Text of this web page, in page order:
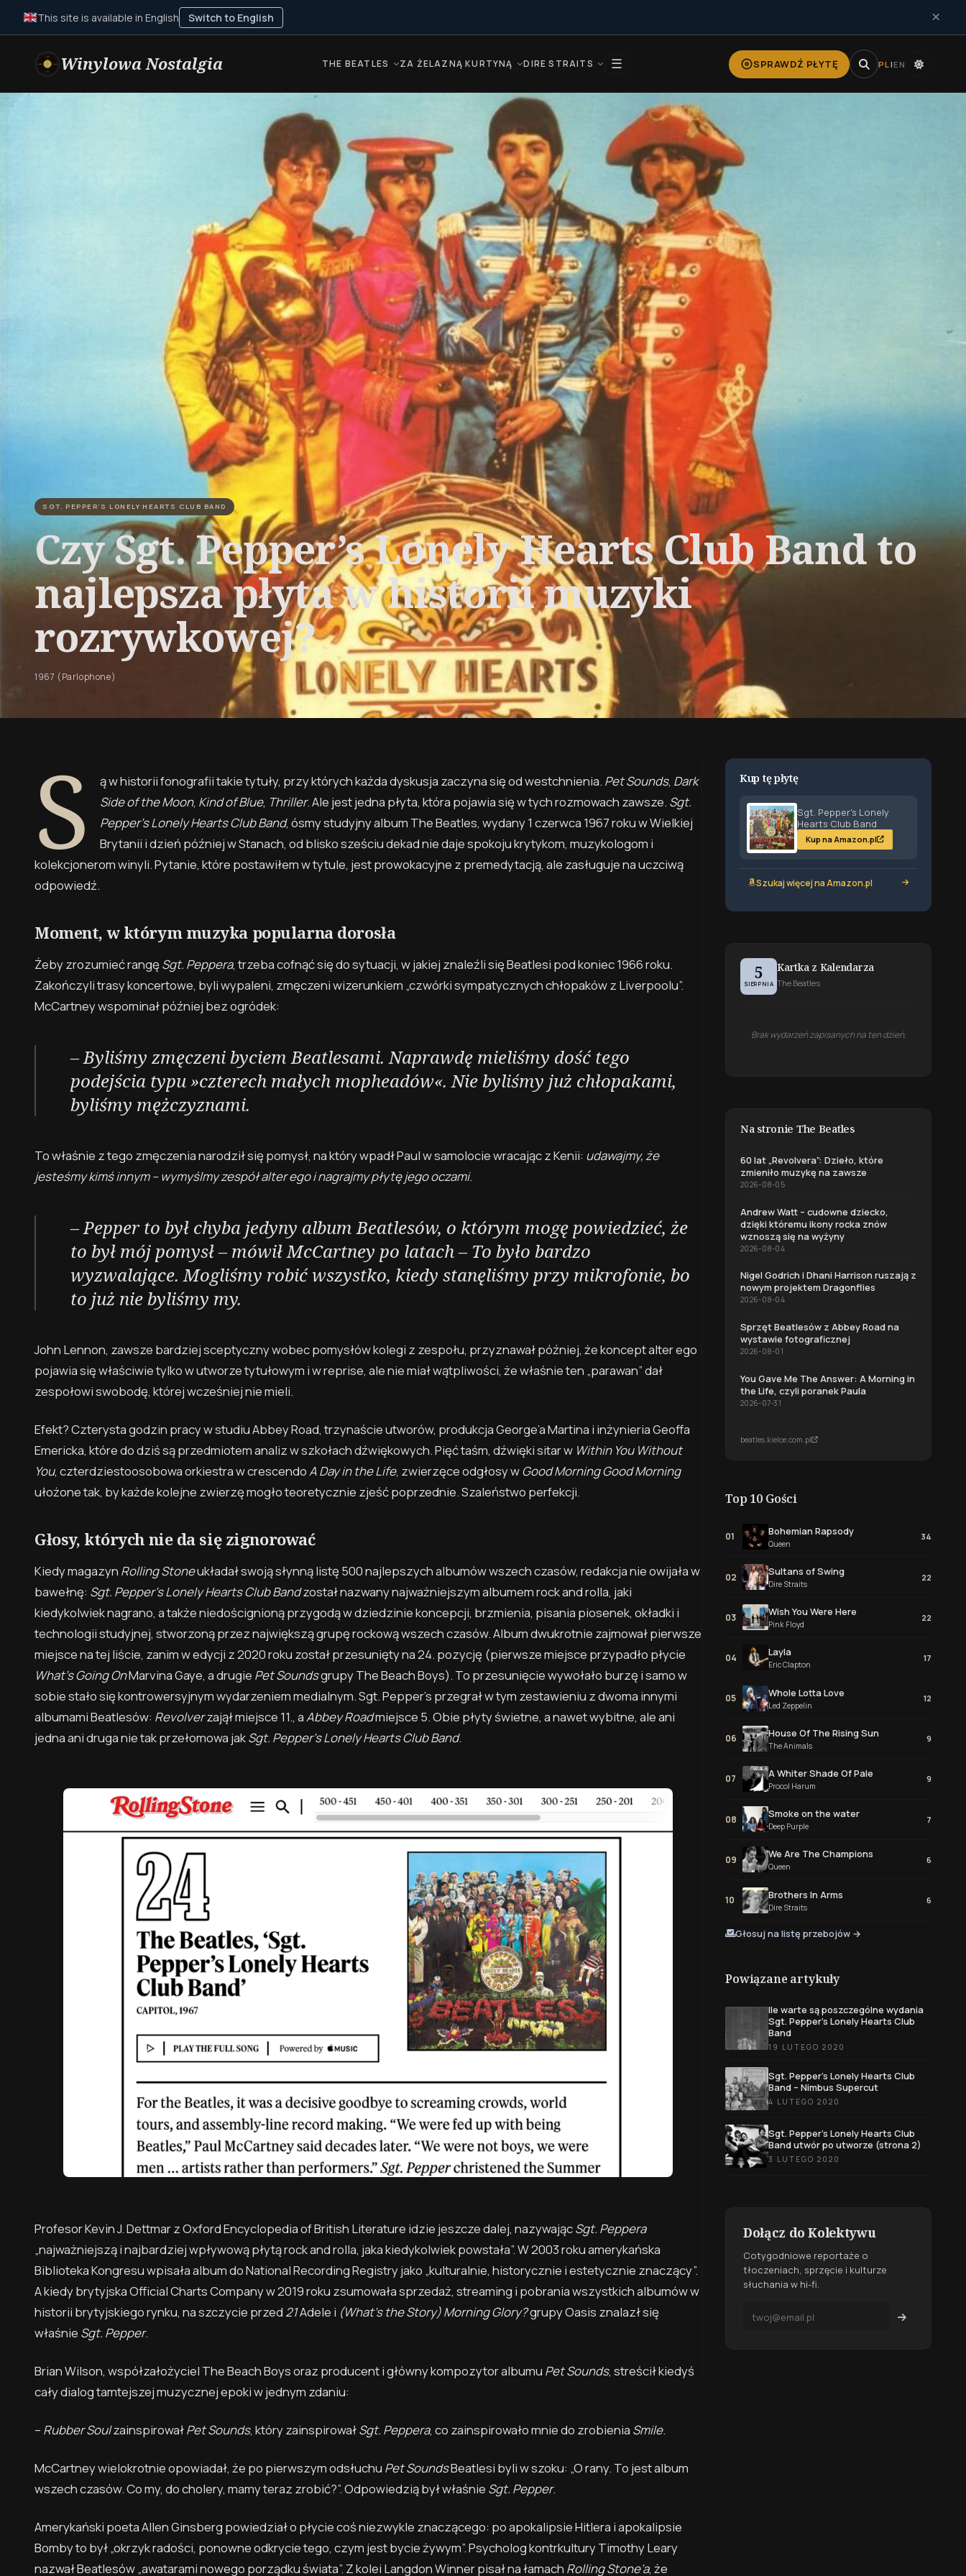
This site is available in English Switch to English ×
Winylowa Nostalgia THE BEATLES ZA ŻELAZNĄ KURTYNĄ DIRE STRAITS ☰ SPRAWDŹ PŁYTĘ PL| EN
SGT. PEPPER’S LONELY HEARTS CLUB BAND
Czy Sgt. Pepper’s Lonely Hearts Club Band to
najlepsza płyta w historii muzyki
rozrywkowej?
1967 (Parlophone)
S ą w historii fonografii takie tytuły, przy których każda dyskusja zaczyna się od westchnienia. Pet Sounds, Dark
Side of the Moon, Kind of Blue, Thriller. Ale jest jedna płyta, która pojawia się w tych rozmowach zawsze. Sgt.
Pepper’s Lonely Hearts Club Band, ósmy studyjny album The Beatles, wydany 1 czerwca 1967 roku w Wielkiej
Brytanii i dzień później w Stanach, od blisko sześciu dekad nie daje spokoju krytykom, muzykologom i
kolekcjonerom winyli. Pytanie, które postawiłem w tytule, jest prowokacyjne z premedytacją, ale zasługuje na uczciwą
odpowiedź.
Moment, w którym muzyka popularna dorosła
Żeby zrozumieć rangę Sgt. Peppera, trzeba cofnąć się do sytuacji, w jakiej znaleźli się Beatlesi pod koniec 1966 roku.
Zakończyli trasy koncertowe, byli wypaleni, zmęczeni wizerunkiem „czwórki sympatycznych chłopaków z Liverpoolu”.
McCartney wspominał później bez ogródek:
– Byliśmy zmęczeni byciem Beatlesami. Naprawdę mieliśmy dość tego
podejścia typu »czterech małych mopheadów«. Nie byliśmy już chłopakami,
byliśmy mężczyznami.
To właśnie z tego zmęczenia narodził się pomysł, na który wpadł Paul w samolocie wracając z Kenii: udawajmy, że
jesteśmy kimś innym – wymyślmy zespół alter ego i nagrajmy płytę jego oczami.
–Pepperto był chyba jedyny album Beatlesów, o którym mogę powiedzieć, że
to był mój pomysł – mówił McCartney po latach – To było bardzo
wyzwalające. Mogliśmy robić wszystko, kiedy stanęliśmy przy mikrofonie, bo
to już nie byliśmy my.
John Lennon, zawsze bardziej sceptyczny wobec pomysłów kolegi z zespołu, przyznawał później, że koncept alter ego
pojawia się właściwie tylko w utworze tytułowym i w reprise, ale nie miał wątpliwości, że właśnie ten „parawan” dał
zespołowi swobodę, której wcześniej nie mieli.
Efekt? Czterysta godzin pracy w studiu Abbey Road, trzynaście utworów, produkcja George’a Martina i inżynieria Geoffa
Emericka, które do dziś są przedmiotem analiz w szkołach dźwiękowych. Pięć taśm, dźwięki sitar w Within You Without
You, czterdziestoosobowa orkiestra w crescendoA Day in the Life, zwierzęce odgłosy wGood Morning Good Morning
ułożone tak, by każde kolejne zwierzę mogło teoretycznie zjeść poprzednie. Szaleństwo perfekcji.
Głosy, których nie da się zignorować
Kiedy magazyn Rolling Stoneukładał swoją słynną listę 500 najlepszych albumów wszech czasów, redakcja nie owijała w
bawełnę: Sgt. Pepper’s Lonely Hearts Club Bandzostał nazwany najważniejszym albumem rock and rolla, jaki
kiedykolwiek nagrano, a także niedoścignioną przygodą w dziedzinie koncepcji, brzmienia, pisania piosenek, okładki i
technologii studyjnej, stworzoną przez największą grupę rockową wszech czasów. Album dwukrotnie zajmował pierwsze
miejsce na tej liście, zanim w edycji z 2020 roku został przesunięty na 24. pozycję (pierwsze miejsce przypadło płycie
What’s Going OnMarvina Gaye, a drugie Pet Soundsgrupy The Beach Boys). To przesunięcie wywołało burzę i samo w
sobie stało się kontrowersyjnym wydarzeniem medialnym. Sgt. Pepper’s przegrał w tym zestawieniu z dwoma innymi
albumami Beatlesów: Revolverzajął miejsce 11., a Abbey Roadmiejsce 5. Obie płyty świetne, a nawet wybitne, ale ani
jedna ani druga nie tak przełomowa jakSgt. Pepper’s Lonely Hearts Club Band.
Profesor Kevin J. Dettmar z Oxford Encyclopedia of British Literature idzie jeszcze dalej, nazywającSgt. Peppera
„najważniejszą i najbardziej wpływową płytą rock and rolla, jaka kiedykolwiek powstała”. W 2003 roku amerykańska
Biblioteka Kongresu wpisała album do National Recording Registry jako „kulturalnie, historycznie i estetycznie znaczący”.
A kiedy brytyjska Official Charts Company w 2019 roku zsumowała sprzedaż, streaming i pobrania wszystkich albumów w
historii brytyjskiego rynku, na szczycie przed 21Adele i (What’s the Story) Morning Glory?grupy Oasis znalazł się
właśnie Sgt. Pepper.
Brian Wilson, współzałożyciel The Beach Boys oraz producent i główny kompozytor albumu Pet Sounds, streścił kiedyś
cały dialog tamtejszej muzycznej epoki w jednym zdaniu:
– Rubber SoulzainspirowałPet Sounds, który zainspirowałSgt. Peppera, co zainspirowało mnie do zrobienia Smile.
McCartney wielokrotnie opowiadał, że po pierwszym odsłuchu Pet SoundsBeatlesi byli w szoku: „O rany. To jest album
wszech czasów. Co my, do cholery, mamy teraz zrobić?”. Odpowiedzią był właśnie Sgt. Pepper.
Amerykański poeta Allen Ginsberg powiedział o płycie coś niezwykle znaczącego: po apokalipsie Hitlera i apokalipsie
Bomby to był „okrzyk radości, ponowne odkrycie tego, czym jest bycie żywym”. Psycholog kontrkultury Timothy Leary
nazwał Beatlesów „awatarami nowego porządku świata”. Z kolei Langdon Winner pisał na łamach Rolling Stone’a, że
Kup tę płytę
Sgt. Pepper's Lonely
Hearts Club Band
Kup na Amazon.pl
Szukaj więcej na Amazon.pl
5
SIERPNIA
Kartka z Kalendarza
The Beatles
Brak wydarzeń zapisanych na ten dzień.
Na stronie The Beatles
60 lat „Revolvera”: Dzieło, które
zmieniło muzykę na zawsze
2026-08-05
Andrew Watt – cudowne dziecko,
dzięki któremu ikony rocka znów
wznoszą się na wyżyny
2026-08-04
Nigel Godrich i Dhani Harrison ruszają z
nowym projektem Dragonflies
2026-08-04
Sprzęt Beatlesów z Abbey Road na
wystawie fotograficznej
2026-08-01
You Gave Me The Answer: A Morning in
the Life, czyli poranek Paula
2026-07-31
beatles.kielce.com.pl
Top 10 Gości
01 Bohemian Rapsody
Queen
34
02 Sultans of Swing
Dire Straits
22
03 Wish You Were Here
Pink Floyd
22
04 Layla
Eric Clapton
17
05 Whole Lotta Love
Led Zeppelin
12
06 House Of The Rising Sun
The Animals
9
07 A Whiter Shade Of Pale
Procol Harum
9
08 Smoke on the water
Deep Purple
7
09 We Are The Champions
Queen
6
10 Brothers In Arms
Dire Straits
6
Głosuj na listę przebojów →
Powiązane artykuły
Ile warte są poszczególne wydania
Sgt. Pepper’s Lonely Hearts Club
Band
19 LUTEGO 2020
Sgt. Pepper’s Lonely Hearts Club
Band – Nimbus Supercut
4 LUTEGO 2020
Sgt. Pepper’s Lonely Hearts Club
Band utwór po utworze (strona 2)
3 LUTEGO 2020
Dołącz do Kolektywu
Cotygodniowe reportaże o
tłoczeniach, sprzęcie i kulturze
słuchania w hi-fi.